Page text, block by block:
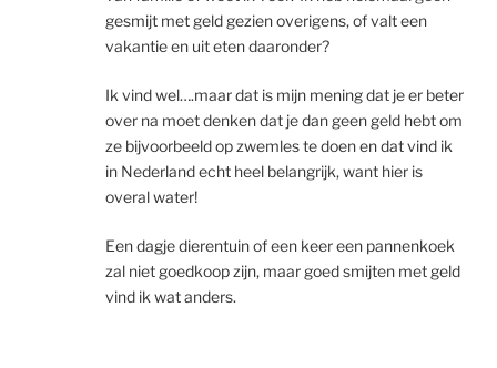
gesmijt met geld gezien overigens, of valt een
vakantie en uit eten daaronder?
Ik vind wel….maar dat is mijn mening dat je er beter
over na moet denken dat je dan geen geld hebt om
ze bijvoorbeeld op zwemles te doen en dat vind ik
in Nederland echt heel belangrijk, want hier is
overal water!
Een dagje dierentuin of een keer een pannenkoek
zal niet goedkoop zijn, maar goed smijten met geld
vind ik wat anders.